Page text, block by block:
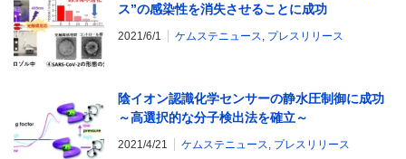
ス”の感染性を消失させることに成功
2021/6/1 ケムステニュース, プレスリリース
陰イオン認識化学センサーの静水圧制御に成功
～高選択的な分子検出法を確立～
2021/4/21 ケムステニュース, プレスリリース